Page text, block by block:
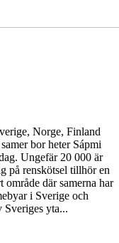
Norge, Finland
bor heter Sápmi
Ungefär 20 000 är
på renskötsel tillhör en
där samerna har
i Sverige och
Sveriges yta...